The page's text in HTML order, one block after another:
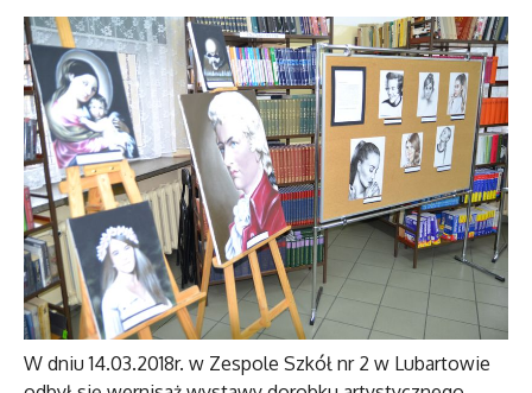
W dniu 14.03.2018r. w Zespole Szkół nr 2 w Lubartowie